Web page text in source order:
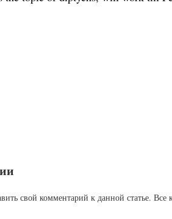
свой комментарий к данной статье.